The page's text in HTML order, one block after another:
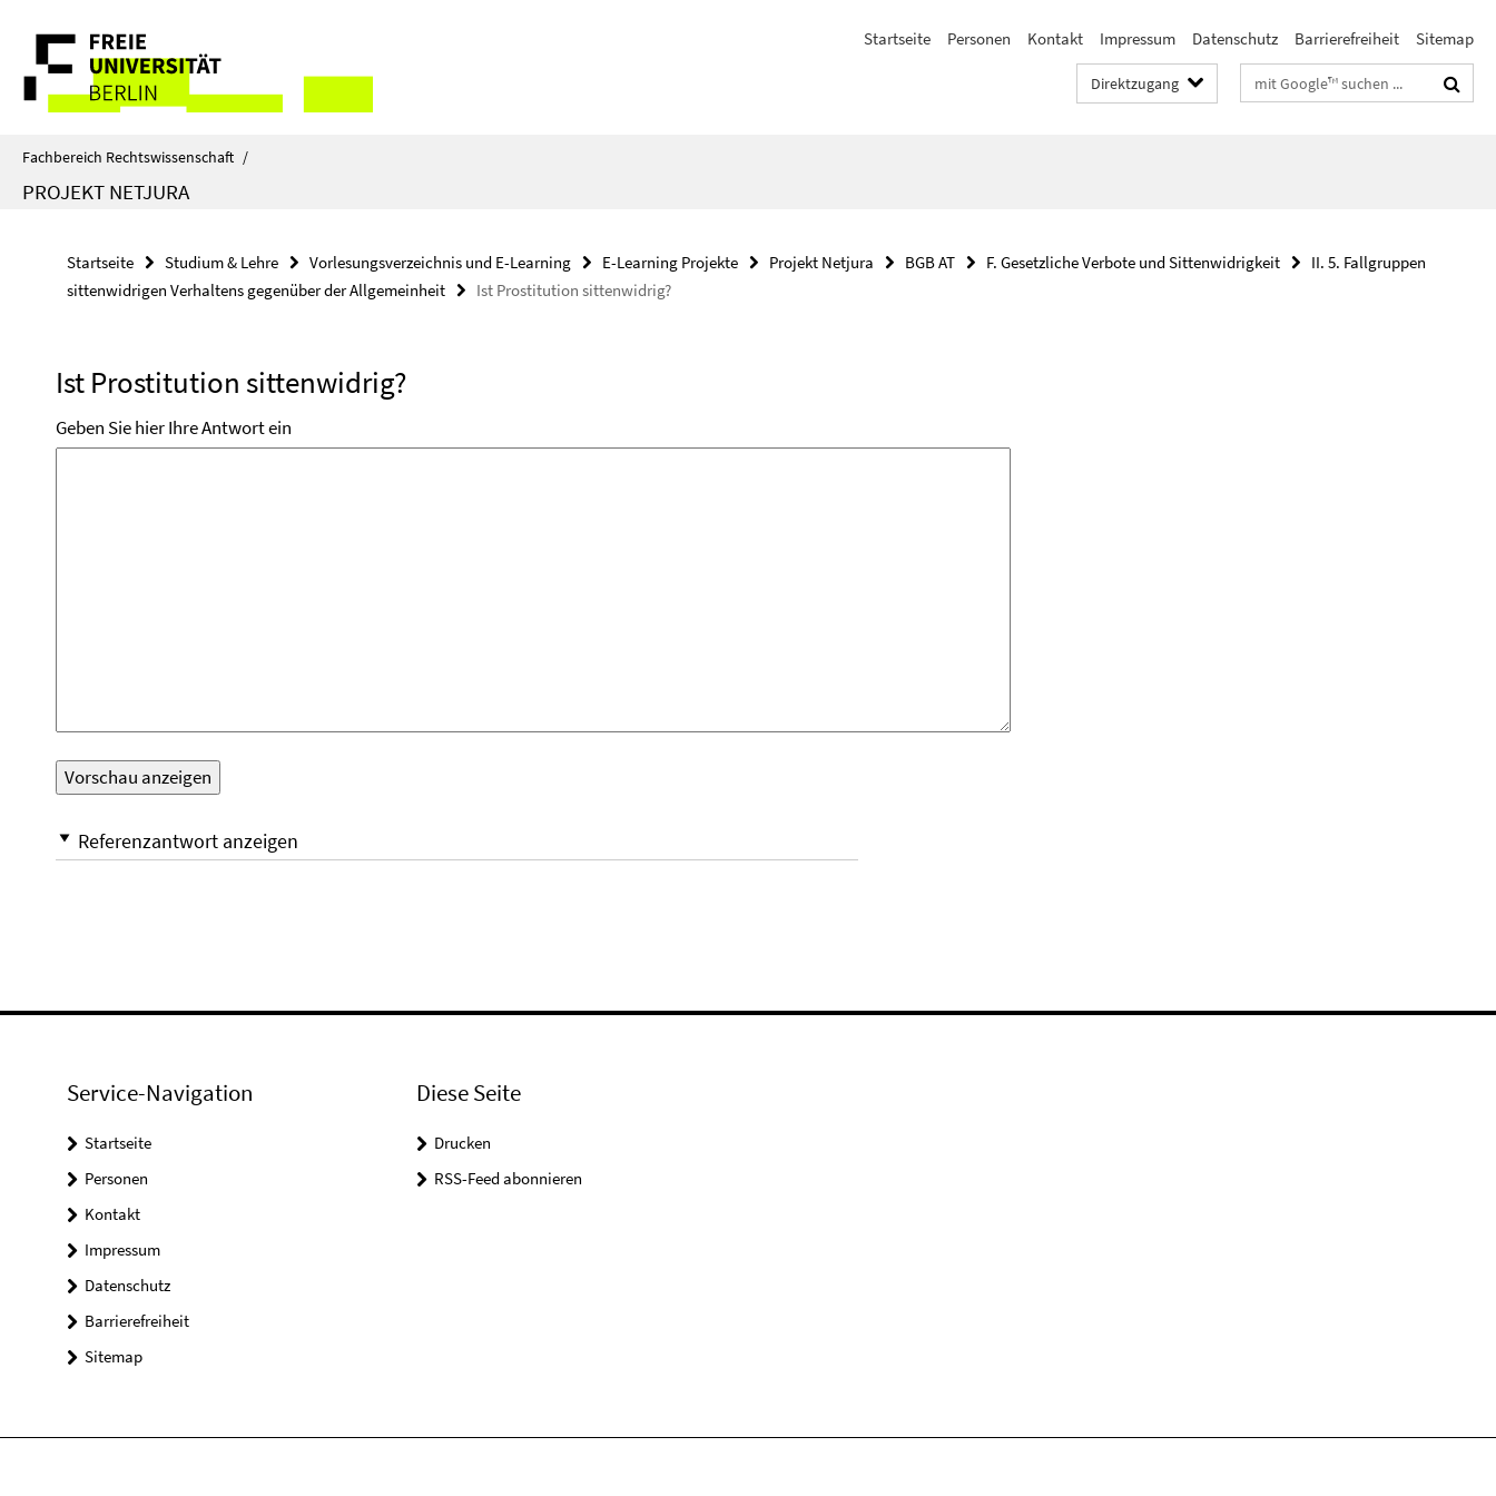
direkt
Inhalt
Service-
Navigation
Startseite Personen Kontakt Impressum Datenschutz Barrierefreiheit Sitemap
Direktzugang Suchbegriffe
Fachbereich Rechtswissenschaft /
PROJEKT NETJURA
Startseite Studium & Lehre Vorlesungsverzeichnis und E-Learning E-Learning Projekte Projekt Netjura BGB AT F. Gesetzliche Verbote und Sittenwidrigkeit
II. 5. Fallgruppen
sittenwidrigen Verhaltens gegenüber der Allgemeinheit
Ist Prostitution sittenwidrig?
Ist Prostitution sittenwidrig?
Geben Sie hier Ihre Antwort ein
Referenzantwort anzeigen
Service-Navigation
Startseite
Personen
Kontakt
Impressum
Datenschutz
Barrierefreiheit
Sitemap
Diese Seite
Drucken
RSS-Feed abonnieren